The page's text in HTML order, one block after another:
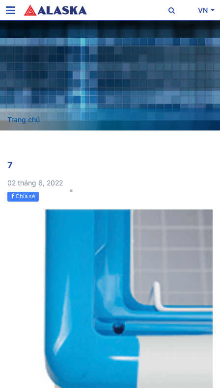
VN
Trang chủ
7
02 tháng 6, 2022
Chia sẻ